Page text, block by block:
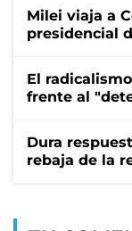
Milei viaja a
presidencial
El
frente al
Dura
rebaja de la